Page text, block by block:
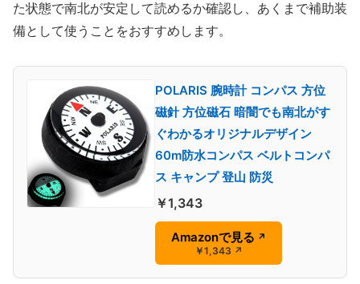
た状態で南北が安定して読めるか確認し、あくまで補助装
備として使うことをおすすめします。
POLARIS 腕時計 コンパス 方位
磁針 方位磁石 暗闇でも南北がす
ぐわかるオリジナルデザイン
60m防水コンパス ベルトコンパ
ス キャンプ 登山 防災
￥1,343
Amazonで見る ↗
￥1,343 ↗